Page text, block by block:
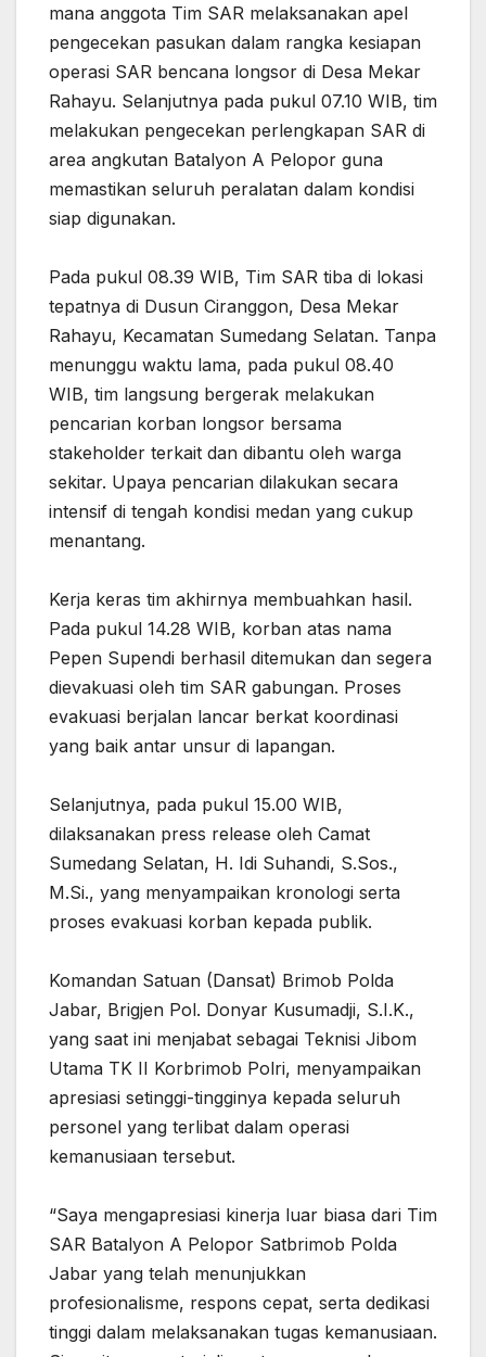
mana anggota Tim SAR melaksanakan apel
pengecekan pasukan dalam rangka kesiapan
operasi SAR bencana longsor di Desa Mekar
Rahayu. Selanjutnya pada pukul 07.10 WIB, tim
melakukan pengecekan perlengkapan SAR di
area angkutan Batalyon A Pelopor guna
memastikan seluruh peralatan dalam kondisi
siap digunakan.
‎Pada pukul 08.39 WIB, Tim SAR tiba di lokasi
tepatnya di Dusun Ciranggon, Desa Mekar
Rahayu, Kecamatan Sumedang Selatan. Tanpa
menunggu waktu lama, pada pukul 08.40
WIB, tim langsung bergerak melakukan
pencarian korban longsor bersama
stakeholder terkait dan dibantu oleh warga
sekitar. Upaya pencarian dilakukan secara
intensif di tengah kondisi medan yang cukup
menantang.
‎Kerja keras tim akhirnya membuahkan hasil.
Pada pukul 14.28 WIB, korban atas nama
Pepen Supendi berhasil ditemukan dan segera
dievakuasi oleh tim SAR gabungan. Proses
evakuasi berjalan lancar berkat koordinasi
yang baik antar unsur di lapangan.
‎Selanjutnya, pada pukul 15.00 WIB,
dilaksanakan press release oleh Camat
Sumedang Selatan, H. Idi Suhandi, S.Sos.,
M.Si., yang menyampaikan kronologi serta
proses evakuasi korban kepada publik.
‎Komandan Satuan (Dansat) Brimob Polda
Jabar, Brigjen Pol. Donyar Kusumadji, S.I.K.,
yang saat ini menjabat sebagai Teknisi Jibom
Utama TK II Korbrimob Polri, menyampaikan
apresiasi setinggi-tingginya kepada seluruh
personel yang terlibat dalam operasi
kemanusiaan tersebut.
‎“Saya mengapresiasi kinerja luar biasa dari Tim
SAR Batalyon A Pelopor Satbrimob Polda
Jabar yang telah menunjukkan
profesionalisme, respons cepat, serta dedikasi
tinggi dalam melaksanakan tugas kemanusiaan.